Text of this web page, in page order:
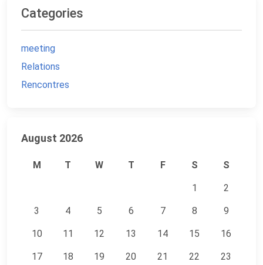
Categories
meeting
Relations
Rencontres
August 2026
M T W T F S S
1 2
3 4 5 6 7 8 9
10 11 12 13 14 15 16
17 18 19 20 21 22 23